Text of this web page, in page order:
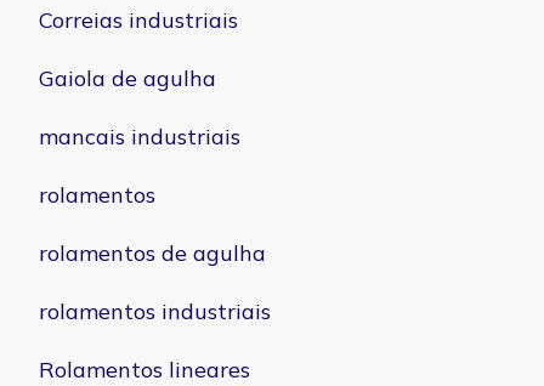
Correias industriais
Gaiola de agulha
mancais industriais
rolamentos
rolamentos de agulha
rolamentos industriais
Rolamentos lineares